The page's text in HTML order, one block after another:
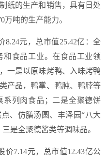
纸的生产和销售，具有日处
万吨的生产能力。
8.24元，总市值25.42亿：全
食品工业。在食品工业领
一是以原味烤鸭、入味烤鸭
产品，鸭掌、鸭肫、鸭脖等
系列肉食品；二是全聚德饼
、仿膳汤圆、丰泽园“八大
是全聚德酱类等调味品。
价7.14元，总市值12.43亿公